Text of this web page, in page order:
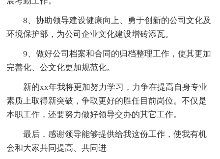
8、协助领导建设健康向上、勇于创新的公司文化及
环境保护部，为公司企业文化建设增砖添瓦。
9、做好公司档案和合同的归档整理工作，使其更加
完善化、公文化更加规范化。
新的xx年我将更加努力学习，力争在提高自身专业
素质上取得新突破，争取更好的胜任目前岗位。不仅是
本职工作，还要努力做好领导交办的其它工作。
最后，感谢领导能够提供给我这份工作，使我有机
会和大家共同提高、共同进